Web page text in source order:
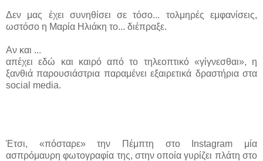
Δεν μας έχει συνηθίσει σε τόσο... τολμηρές εμφανίσεις,
ωστόσο η Μαρία Ηλιάκη το... διέπραξε.
Αν και ...
απέχει εδώ και καιρό από το τηλεοπτικό «γίγνεσθαι», η
ξανθιά παρουσιάστρια παραμένει εξαιρετικά δραστήρια στα
social media.
Έτσι, «πόσταρε» την Πέμπτη στο Instagram μία
ασπρόμαυρη φωτογραφία της, στην οποία γυρίζει πλάτη στο